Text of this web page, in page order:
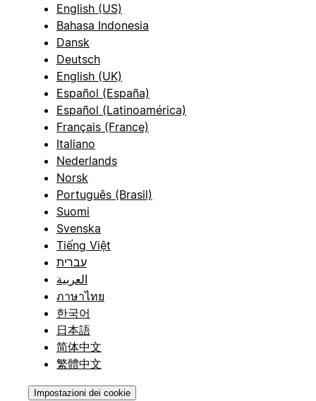
English (US)
Bahasa Indonesia
Dansk
Deutsch
English (UK)
Español (España)
Español (Latinoamérica)
Français (France)
Italiano
Nederlands
Norsk
Português (Brasil)
Suomi
Svenska
Tiếng Việt
עברית
العربية
ภาษาไทย
한국어
日本語
简体中文
繁體中文
Impostazioni dei cookie